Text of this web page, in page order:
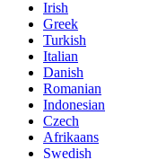
Irish
Greek
Turkish
Italian
Danish
Romanian
Indonesian
Czech
Afrikaans
Swedish